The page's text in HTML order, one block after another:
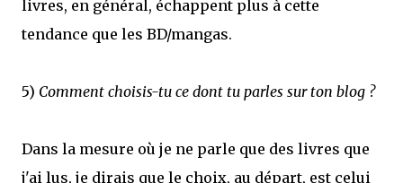
livres, en général, échappent plus à cette
tendance que les BD/mangas.
5) Comment choisis-tu ce dont tu parles sur ton blog ?
Dans la mesure où je ne parle que des livres que
j'ai lus, je dirais que le choix, au départ, est celui